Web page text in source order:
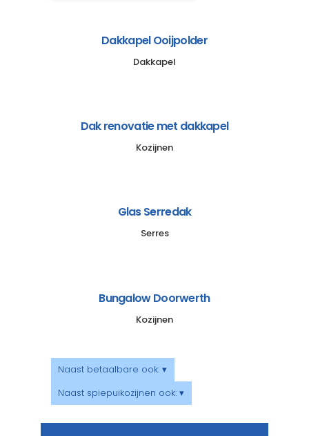
Dakkapel Ooijpolder
Dakkapel
Dak renovatie met dakkapel
Kozijnen
Glas Serredak
Serres
Bungalow Doorwerth
Kozijnen
Naast betaalbare ook: ▾
Naast spiepuikozijnen ook: ▾